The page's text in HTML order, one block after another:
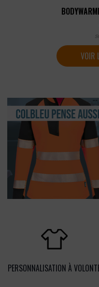
VOIR
PERSONNALISATION À